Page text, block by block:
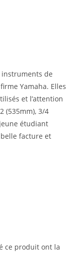
instruments de
Yamaha. Elles
et l’attention
(535mm), 3/4
étudiant
facture et
ce produit ont la